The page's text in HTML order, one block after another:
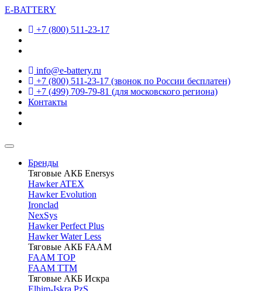
E-BATTERY
+7 (800) 511-23-17
info@e-battery.ru
+7 (800) 511-23-17 (звонок по России бесплатен)
+7 (499) 709-79-81 (для московского региона)
Контакты
Бренды
Тяговые АКБ Enersys
Hawker ATEX
Hawker Evolution
Ironclad
NexSys
Hawker Perfect Plus
Hawker Water Less
Тяговые АКБ FAAM
FAAM TOP
FAAM TTM
Тяговые АКБ Искра
Elhim-Iskra PzS